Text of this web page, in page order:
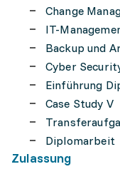
Change
IT-
Backup und
Cyber
Einführung
Case Study V
Diplomarbeit
Zulassung